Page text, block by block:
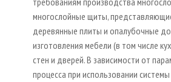
многослойные щиты,
деревянные плиты и опалубочные
изготовления мебели (в том числе
стен и дверей. В зависимости от
процесса при использовании